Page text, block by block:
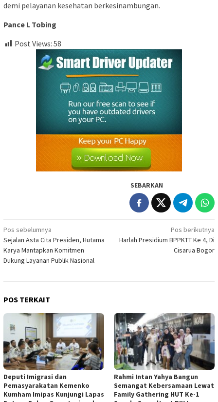
demi pelayanan kesehatan berkesinambungan.
Pance L Tobing
Post Views: 58
SEBARKAN
Navigasi
pos
Pos sebelumnya
Sejalan Asta Cita Presiden, Hutama
Karya Mantapkan Komitmen
Dukung Layanan Publik Nasional
Pos berikutnya
Harlah Presidium BPPKTT Ke 4, Di
Cisarua Bogor
POS TERKAIT
Deputi Imigrasi dan
Pemasyarakatan Kemenko
Kumham Imipas Kunjungi Lapas
Rahmi Intan Yahya Bangun
Semangat Kebersamaan Lewat
Family Gathering HUT Ke-1